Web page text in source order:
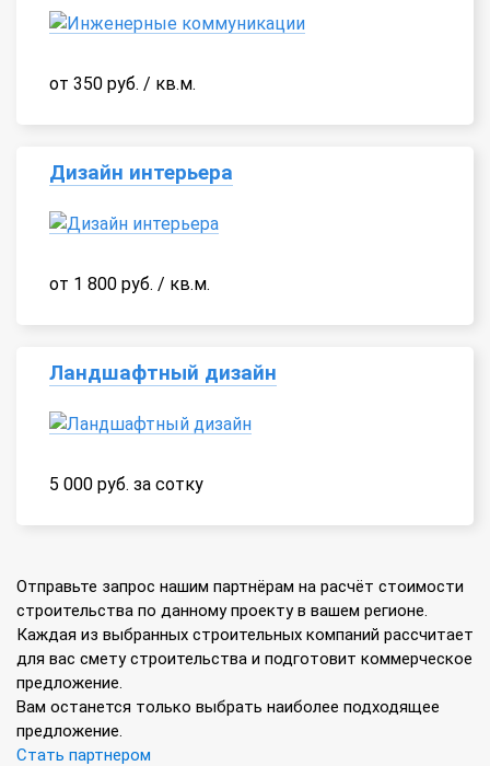
от 350 руб. / кв.м.
Дизайн интерьера
от 1 800 руб. / кв.м.
Ландшафтный дизайн
5 000 руб. за сотку
Отправьте запрос нашим партнёрам на расчёт стоимости
строительства по данному проекту в вашем регионе.
Каждая из выбранных строительных компаний рассчитает
для вас смету строительства и подготовит коммерческое
предложение.
Вам останется только выбрать наиболее подходящее
предложение.
Стать партнером